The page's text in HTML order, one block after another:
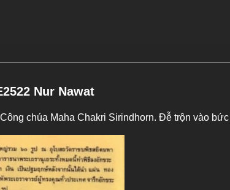
Nur Nawat
chúa Maha Chakri Sirindhorn. Đễ trộn vào